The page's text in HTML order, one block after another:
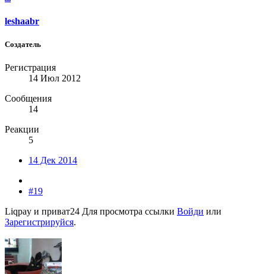
leshaabr
Создатель
Регистрация
14 Июл 2012
Сообщения
14
Реакции
5
14 Дек 2014
#19
Liqpay и приват24 Для просмотра ссылки Войди или
Зарегистрируйся.